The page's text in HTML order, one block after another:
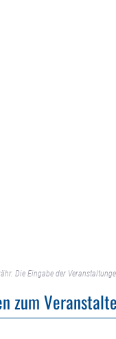
Die Eingabe der
zum